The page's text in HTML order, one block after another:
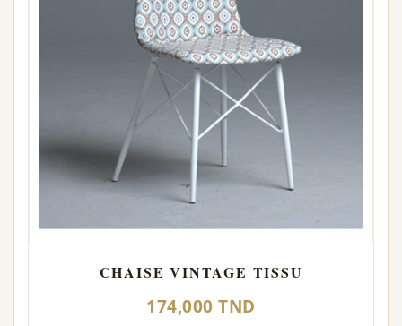
CHAISE VINTAGE TISSU
174,000 TND